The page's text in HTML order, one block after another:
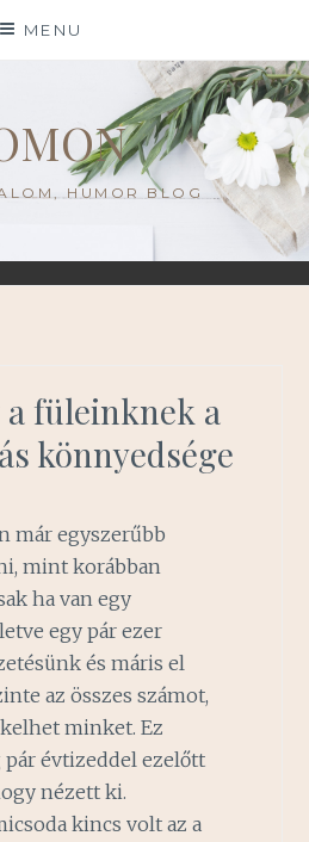
MENU
HUMOR BLOG
a füleinknek a
könnyedsége
már egyszerűbb
mint korábban
ha van egy
egy pár ezer
és máris el
az összes számot,
minket. Ez
pár évtizeddel ezelőtt
nézett ki.
kincs volt az a